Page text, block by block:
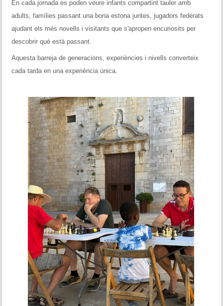
En cada jornada es poden veure infants compartint tauler amb
adults, famílies passant una bona estona juntes, jugadors federats
ajudant els més novells i visitants que s'apropen encuriosits per
descobrir què està passant.
Aquesta barreja de generacions, experiències i nivells converteix
cada tarda en una experiència única.